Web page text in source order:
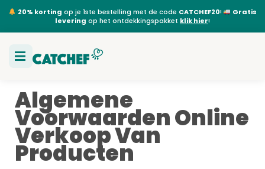
20% korting op je 1ste bestelling met de code CATCHEF20!
Gratis
levering op het ontdekkingspakket klik hier!
Algemene
Voorwaarden Online
Verkoop Van
Producten